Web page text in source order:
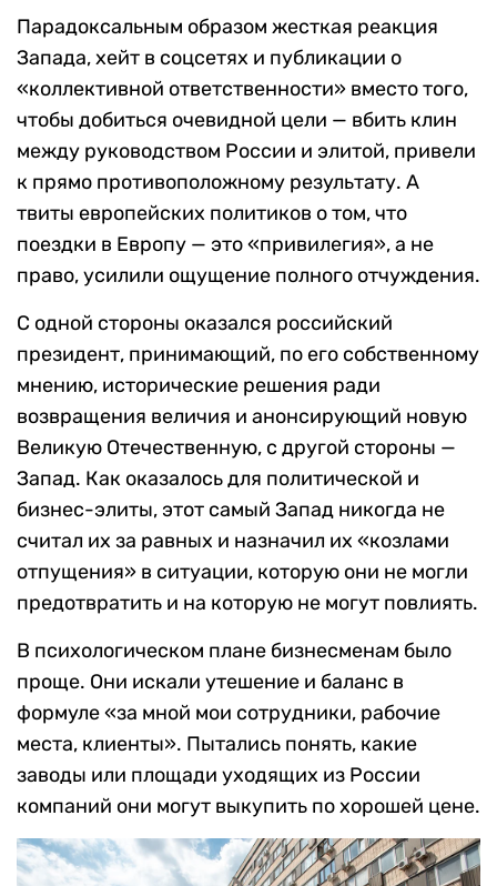
Парадоксальным образом жесткая реакция
Запада, хейт в соцсетях и публикации о
«коллективной ответственности» вместо того,
чтобы добиться очевидной цели — вбить клин
между руководством России и элитой, привели
к прямо противоположному результату. А
твиты европейских политиков о том, что
поездки в Европу — это «привилегия», а не
право, усилили ощущение полного отчуждения.
С одной стороны оказался российский
президент, принимающий, по его собственному
мнению, исторические решения ради
возвращения величия и анонсирующий новую
Великую Отечественную, с другой стороны —
Запад. Как оказалось для политической и
бизнес-элиты, этот самый Запад никогда не
считал их за равных и назначил их «козлами
отпущения» в ситуации, которую они не могли
предотвратить и на которую не могут повлиять.
В психологическом плане бизнесменам было
проще. Они искали утешение и баланс в
формуле «за мной мои сотрудники, рабочие
места, клиенты». Пытались понять, какие
заводы или площади уходящих из России
компаний они могут выкупить по хорошей цене.